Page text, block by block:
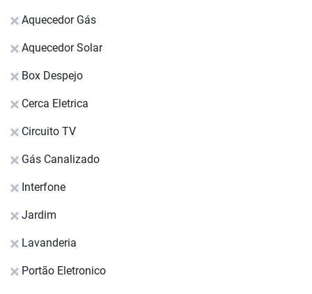
Aquecedor Gás
Aquecedor Solar
Box Despejo
Cerca Eletrica
Circuito TV
Gás Canalizado
Interfone
Jardim
Lavanderia
Portão Eletronico